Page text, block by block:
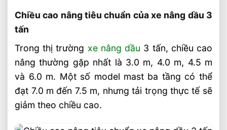
Video: Xe Nâng Dầu 3 Tấn Có Thể Nâng
Sản phẩm đề xuất
Liên hệ mua sản phẩm
Bài Viết Liên Quan
Chọn Loại Bánh Xe Nâng Điện Theo Môi
Trường Làm Việc Phù Hợp
Chọn Tải Trọng Xe Nâng Điện Theo
Chiều cao nâng tiêu chuẩn của xe nâng dầu 3
tấn
Trong thị trường xe nâng dầu 3 tấn, chiều cao
nâng thường gặp nhất là 3.0 m, 4.0 m, 4.5 m
và 6.0 m. Một số model mast ba tầng có thể
đạt 7.0 m đến 7.5 m, nhưng tải trọng thực tế sẽ
giảm theo chiều cao.